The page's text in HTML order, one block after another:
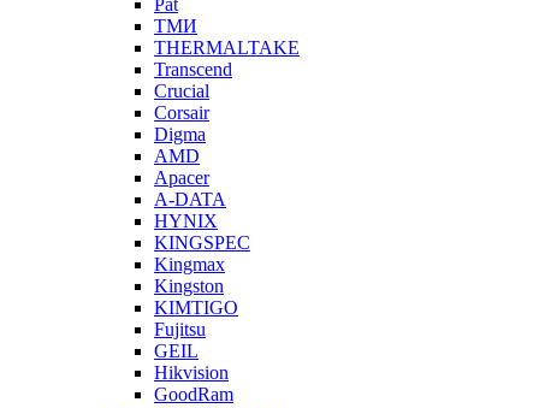
Pat
ТМИ
THERMALTAKE
Transcend
Crucial
Corsair
Digma
AMD
Apacer
A-DATA
HYNIX
KINGSPEC
Kingmax
Kingston
KIMTIGO
Fujitsu
GEIL
Hikvision
GoodRam